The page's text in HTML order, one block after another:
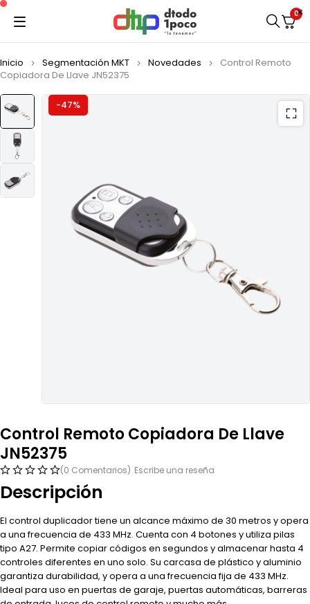
0
Inicio Segmentación MKT Novedades
Control Remoto
Copiadora De Llave JN52375
-47%
Control Remoto Copiadora De Llave
JN52375
(0 Comentarios) Escribe una reseña
Descripción
El control duplicador tiene un alcance máximo de 30 metros y opera
a una frecuencia de 433 MHz. Cuenta con 4 botones y utiliza pilas
tipo A27. Permite copiar códigos en segundos y almacenar hasta 4
controles diferentes en uno solo. Su carcasa de plástico y aluminio
garantiza durabilidad, y opera a una frecuencia fija de 433 MHz.
Ideal para uso en puertas de garaje, puertas automáticas, barreras